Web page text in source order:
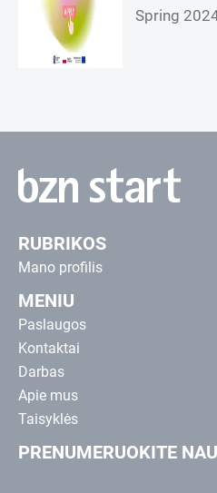
Spring
RUBRIKOS
Mano profilis
MENIU
Paslaugos
Kontaktai
Darbas
Apie mus
Taisyklės
PRENUMERUOKITE